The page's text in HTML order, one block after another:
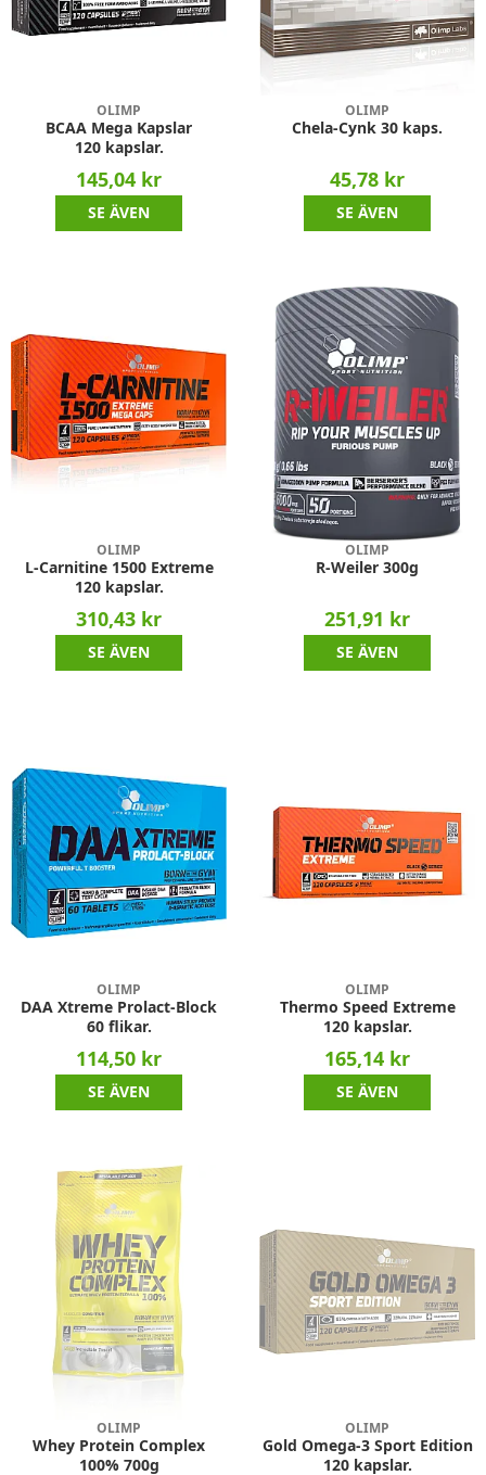
OLIMP
BCAA Mega Kapslar
120 kapslar.
145,04 kr
SE ÄVEN
OLIMP
Chela-Cynk 30 kaps.
45,78 kr
SE ÄVEN
OLIMP
L-Carnitine 1500 Extreme
120 kapslar.
310,43 kr
SE ÄVEN
OLIMP
R-Weiler 300g
251,91 kr
SE ÄVEN
OLIMP
DAA Xtreme Prolact-Block
60 flikar.
114,50 kr
SE ÄVEN
OLIMP
Thermo Speed Extreme
120 kapslar.
165,14 kr
SE ÄVEN
OLIMP
Whey Protein Complex
100% 700g
OLIMP
Gold Omega-3 Sport Edition
120 kapslar.